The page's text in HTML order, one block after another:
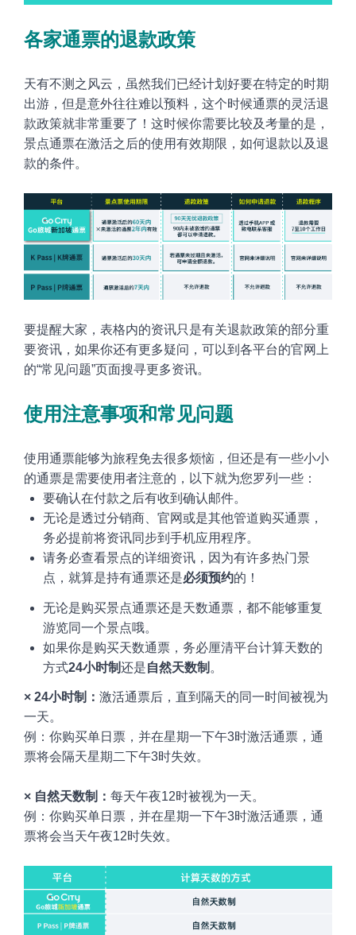
各家通票的退款政策
天有不测之风云，虽然我们已经计划好要在特定的时期
出游，但是意外往往难以预料，这个时候通票的灵活退
款政策就非常重要了！这时候你需要比较及考量的是，
景点通票在激活之后的使用有效期限，如何退款以及退
款的条件。
要提醒大家，表格内的资讯只是有关退款政策的部分重
要资讯，如果你还有更多疑问， 可以到各平台的官网上
的“常见问题”页面搜寻更多资讯。
使用注意事项和常见问题
使用通票能够为旅程免去很多烦恼，但还是有一些小小
的通票是需要使用者注意的，以下就为您罗列一些 ：
要确认在付款之后有收到确认邮件。
无论是透过分销商、官网或是其他管道购买通票，
务必提前将资讯同步到手机应用程序。
请务必查看景点的详细资讯，因为有许多热门景
点，就算是持有通票还是必须预约的 ！
无论是购买景点通票还是天数通票，都不能够重复
游览同一个景点哦。
如果你是购买天数通票，务必厘清平台计算天数的
方式24小时制还是自然天数制 。
× 24小时制： 激活通票后，直到隔天的同一时间被视为
一天。
例：你购买单日票，并在星期一下午3时激活通票，通
票将会隔天星期二下午3时失效。
× 自然天数制： 每天午夜12时被视为一天。
例：你购买单日票，并在星期一下午3时激活通票，通
票将会当天午夜12时失效。